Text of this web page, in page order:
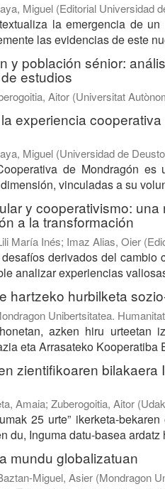
Miguel (Editorial Universidad
la emergencia de
las evidencias de este
y población sénior:
estudios
Aitor (Universitat
experiencia
Miguel (Universidad de Deusto
de Mondragón
vinculadas a su
y cooperativismo:
a la transformación
María Inés; Imaz Alias, Oier (
derivados del
analizar experiencias
hartzeko hurbilketa
Unibertsitatea.
azken hiru urteetan
eta Arrasateko
zientifikoaren
Amaia; Zuberogoitia, Aitor (
25 urte” ikerketa-
du, Inguma datu-basea
mundu globalizatuan
Miguel, Asier (Mondragon